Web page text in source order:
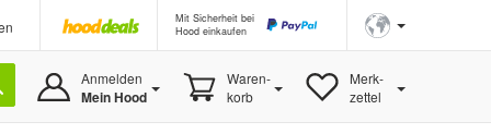
Mit Sicherheit bei
Hood einkaufen
Anmelden
Mein Hood
Waren-
korb
Merk-
zettel